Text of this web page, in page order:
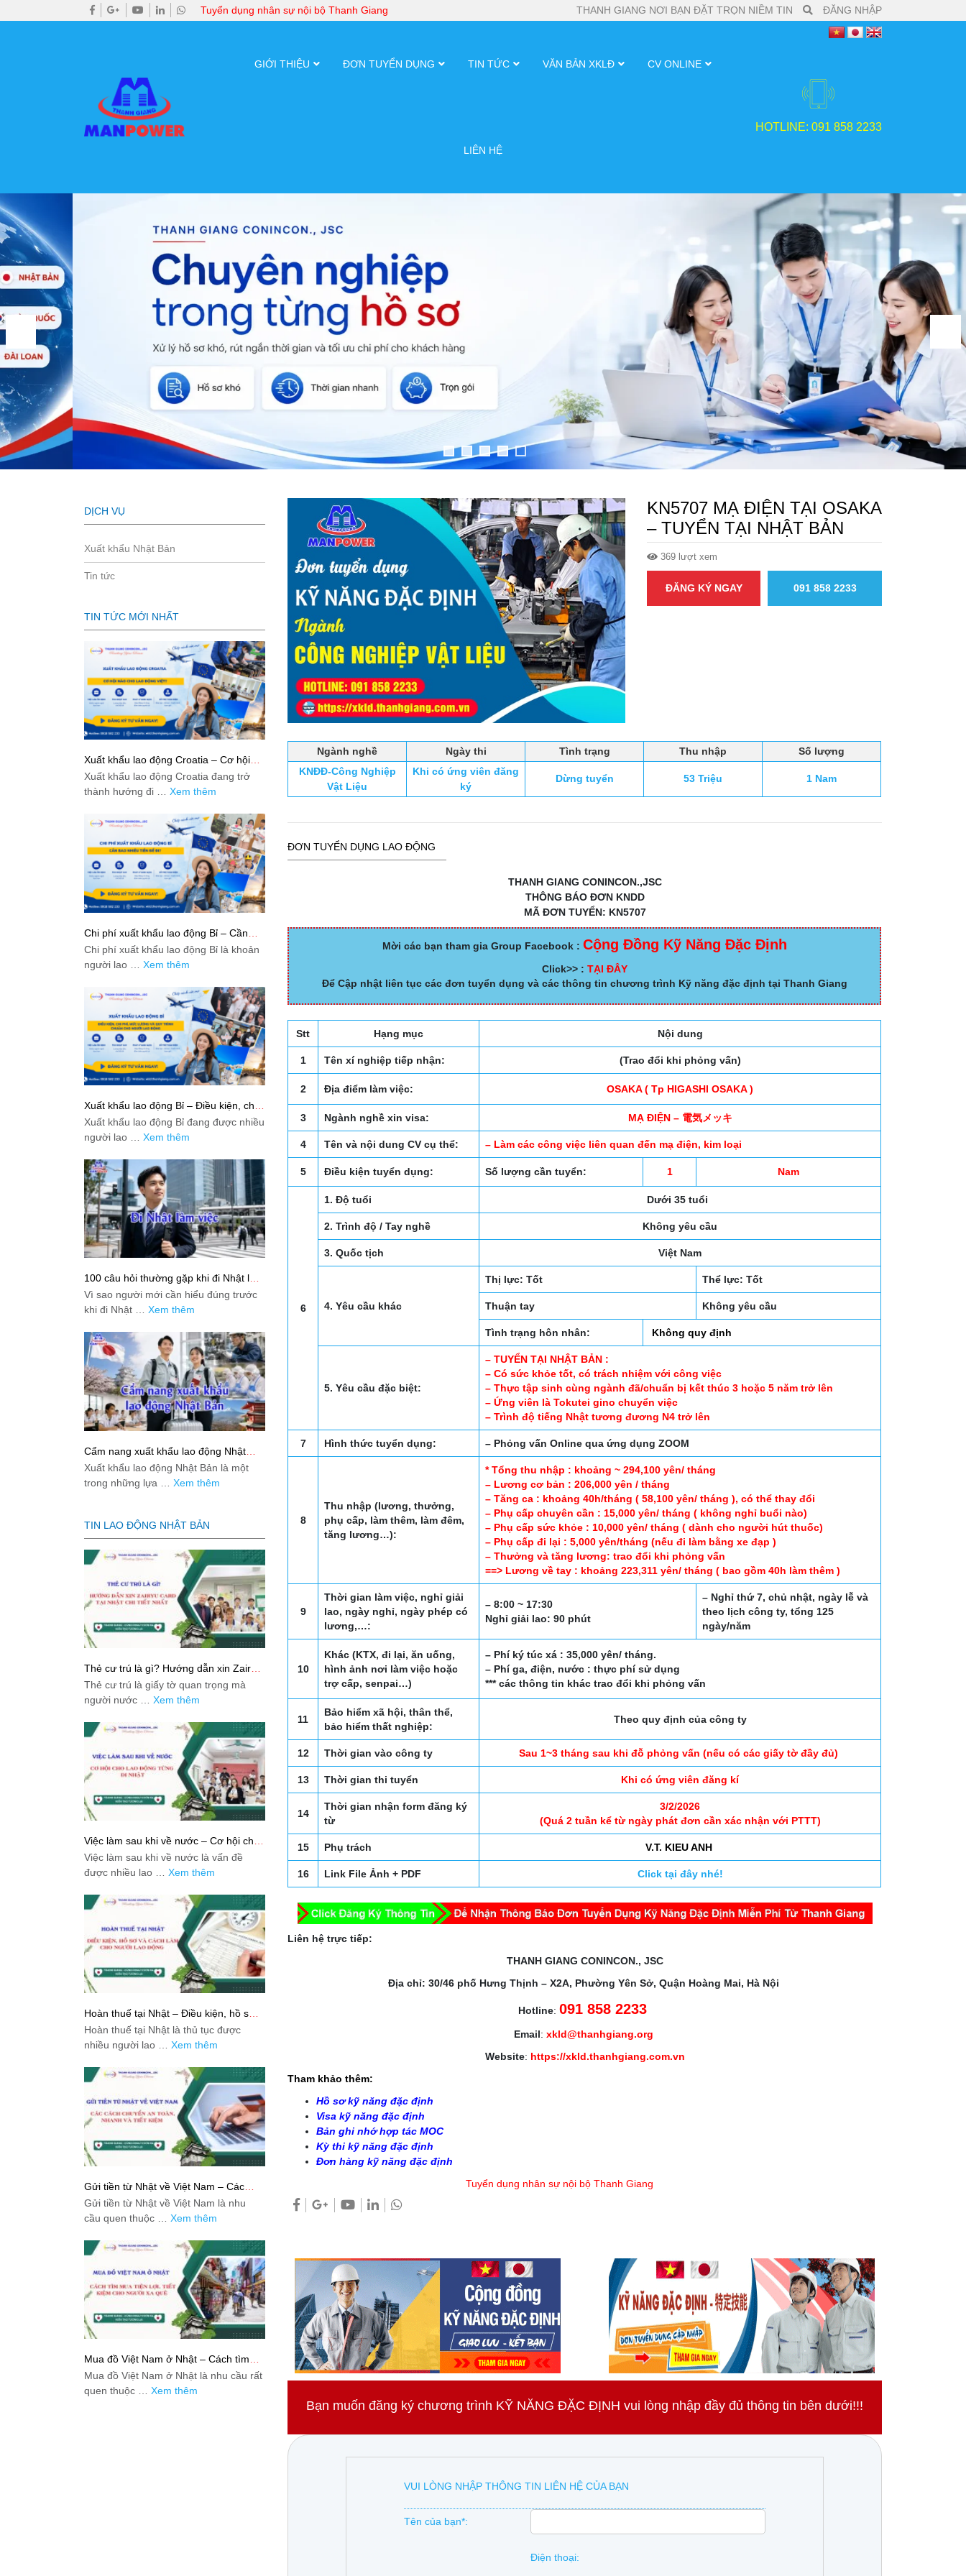
Tuyển dụng nhân sự nội bộ Thanh Giang THANH GIANG NƠI BẠN ĐẶT TRỌN NIỀM TIN ĐĂNG NHẬP
GIỚI THIỆU ĐƠN TUYỂN DỤNG TIN TỨC VĂN BẢN XKLĐ CV ONLINE
LIÊN HỆ
HOTLINE: 091 858 2233
KN5707 MẠ ĐIỆN TẠI OSAKA
– TUYỂN TẠI NHẬT BẢN
369 lượt xem
ĐĂNG KÝ NGAY 091 858 2233
Ngành nghề Ngày thi Tình trạng Thu nhập
Số lượng
KNĐĐ-Công Nghiệp
Vật Liệu
Khi có ứng viên đăng
ký
Dừng tuyển 53 Triệu 1 Nam
ĐƠN TUYỂN DỤNG LAO ĐỘNG
THANH GIANG CONINCON.,JSC
THÔNG BÁO ĐƠN KNDD
MÃ ĐƠN TUYỂN: KN5707
Mời các bạn tham gia Group Facebook : Cộng Đồng Kỹ Năng Đặc Định
Click>> : TẠI ĐÂY
Để Cập nhật liên tục các đơn tuyển dụng và các thông tin chương trình Kỹ năng đặc định tại Thanh Giang
Stt Hạng mục Nội dung
1 Tên xí nghiệp tiếp nhận: (Trao đổi khi phỏng vấn)
2 Địa điểm làm việc: OSAKA ( Tp HIGASHI OSAKA )
3 Ngành nghề xin visa: MẠ ĐIỆN – 電気メッキ
4 Tên và nội dung CV cụ thể: – Làm các công việc liên quan đến mạ điện, kim loại
5 Điều kiện tuyển dụng: Số lượng cần tuyển: 1 Nam
6
1. Độ tuổi Dưới 35 tuổi
2. Trình độ / Tay nghề Không yêu cầu
3. Quốc tịch Việt Nam
4. Yêu cầu khác
Thị lực: Tốt Thể lực: Tốt
Thuận tay Không yêu cầu
Tình trạng hôn nhân: Không quy định
5. Yêu cầu đặc biệt:
– TUYỂN TẠI NHẬT BẢN :
– Có sức khỏe tốt, có trách nhiệm với công việc
– Thực tập sinh cùng ngành đã/chuẩn bị kết thúc 3 hoặc 5 năm trở lên
– Ứng viên là Tokutei gino chuyển việc
– Trình độ tiếng Nhật tương đương N4 trở lên
7 Hình thức tuyển dụng: – Phỏng vấn Online qua ứng dụng ZOOM
8
Thu nhập (lương, thưởng,
phụ cấp, làm thêm, làm đêm,
tăng lương…):
* Tổng thu nhập : khoảng ~ 294,100 yên/ tháng
– Lương cơ bản : 206,000 yên / tháng
– Tăng ca : khoảng 40h/tháng ( 58,100 yên/ tháng ), có thể thay đổi
– Phụ cấp chuyên cần : 15,000 yên/ tháng ( không nghỉ buổi nào)
– Phụ cấp sức khỏe : 10,000 yên/ tháng ( dành cho người hút thuốc)
– Phụ cấp đi lại : 5,000 yên/tháng (nếu đi làm bằng xe đạp )
– Thưởng và tăng lương: trao đổi khi phỏng vấn
==> Lương về tay : khoảng 223,311 yên/ tháng ( bao gồm 40h làm thêm )
9
Thời gian làm việc, nghỉ giải
lao, ngày nghỉ, ngày phép có
lương,…:
– 8:00 ~ 17:30
Nghỉ giải lao: 90 phút
– Nghỉ thứ 7, chủ nhật, ngày lễ và
theo lịch công ty, tổng 125
ngày/năm
10
Khác (KTX, đi lại, ăn uống,
hình ảnh nơi làm việc hoặc
trợ cấp, senpai…)
– Phí ký túc xá : 35,000 yên/ tháng.
– Phí ga, điện, nước : thực phí sử dụng
*** các thông tin khác trao đổi khi phỏng vấn
11
Bảo hiểm xã hội, thân thể,
bảo hiểm thất nghiệp:
Theo quy định của công ty
12 Thời gian vào công ty Sau 1~3 tháng sau khi đỗ phỏng vấn (nếu có các giấy tờ đầy đủ)
13 Thời gian thi tuyển Khi có ứng viên đăng kí
14
Thời gian nhận form đăng ký
từ
3/2/2026
(Quá 2 tuần kể từ ngày phát đơn cần xác nhận với PTTT)
15 Phụ trách V.T. KIEU ANH
16 Link File Ảnh + PDF Click tại đây nhé!
Liên hệ trực tiếp:
THANH GIANG CONINCON., JSC
Địa chỉ: 30/46 phố Hưng Thịnh – X2A, Phường Yên Sở, Quận Hoàng Mai, Hà Nội
Hotline:091 858 2233
Email: xkld@thanhgiang.org
Website: https://xkld.thanhgiang.com.vn
Tham khảo thêm:
Hồ sơ kỹ năng đặc định
Visa kỹ năng đặc định
Bản ghi nhớ hợp tác MOC
Kỳ thi kỹ năng đặc định
Đơn hàng kỹ năng đặc định
Tuyển dụng nhân sự nội bộ Thanh Giang
Bạn muốn đăng ký chương trình KỸ NĂNG ĐẶC ĐỊNH vui lòng nhập đầy đủ thông tin bên dưới!!!
VUI LÒNG NHẬP THÔNG TIN LIÊN HỆ CỦA BẠN
Tên của bạn*:
Điện thoại:
DỊCH VỤ
Xuất khẩu Nhật Bản
Tin tức
TIN TỨC MỚI NHẤT
Xuất khẩu lao động Croatia – Cơ hội
nào cho lao động Việt?
Xuất khẩu lao động Croatia đang trở
thành hướng đi … Xem thêm
Chi phí xuất khẩu lao động Bỉ – Cần
bao nhiêu tiền để đi?
Chi phí xuất khẩu lao động Bỉ là khoản
người lao … Xem thêm
Xuất khẩu lao động Bỉ – Điều kiện, chi
phí, mức lương và quy trình chuẩn cho
người lao động
Xuất khẩu lao động Bỉ đang được nhiều
người lao … Xem thêm
100 câu hỏi thường gặp khi đi Nhật làm
việc: Giải đáp thật dễ hiểu cho người
mới bắt đầu
Vì sao người mới cần hiểu đúng trước
khi đi Nhật … Xem thêm
Cẩm nang xuất khẩu lao động Nhật
Bản từ A-Z
Xuất khẩu lao động Nhật Bản là một
trong những lựa … Xem thêm
TIN LAO ĐỘNG NHẬT BẢN
Thẻ cư trú là gì? Hướng dẫn xin Zairyu
Card tại Nhật chi tiết nhất
Thẻ cư trú là giấy tờ quan trọng mà
người nước … Xem thêm
Việc làm sau khi về nước – Cơ hội cho
lao động từng đi Nhật
Việc làm sau khi về nước là vấn đề
được nhiều lao … Xem thêm
Hoàn thuế tại Nhật – Điều kiện, hồ sơ
và cách làm cho người lao động
Hoàn thuế tại Nhật là thủ tục được
nhiều người lao … Xem thêm
Gửi tiền từ Nhật về Việt Nam – Các
cách chuyển an toàn, nhanh và tiết
kiệm
Gửi tiền từ Nhật về Việt Nam là nhu
cầu quen thuộc … Xem thêm
Mua đồ Việt Nam ở Nhật – Cách tìm
mua tiện lợi, tiết kiệm cho người xa quê
Mua đồ Việt Nam ở Nhật là nhu cầu rất
quen thuộc … Xem thêm